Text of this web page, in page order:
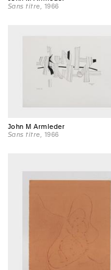
Sans titre , 1966
John M Armleder
Sans titre , 1966